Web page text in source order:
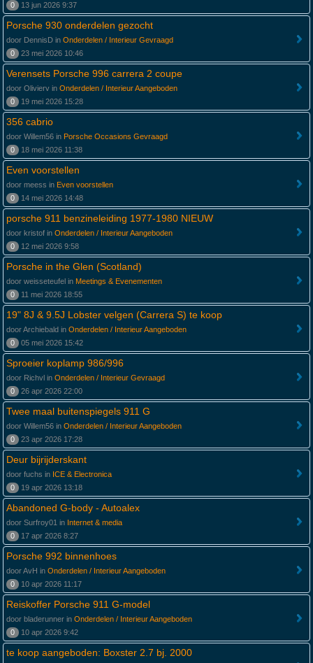
0
13 jun 2026 9:37
Porsche 930 onderdelen gezocht
door DennisD in Onderdelen / Interieur Gevraagd
0
23 mei 2026 10:46
Verensets Porsche 996 carrera 2 coupe
door Olivierv in Onderdelen / Interieur Aangeboden
0
19 mei 2026 15:28
356 cabrio
door Willem56 in Porsche Occasions Gevraagd
0
18 mei 2026 11:38
Even voorstellen
door meess in Even voorstellen
0
14 mei 2026 14:48
porsche 911 benzineleiding 1977-1980 NIEUW
door kristof in Onderdelen / Interieur Aangeboden
0
12 mei 2026 9:58
Porsche in the Glen (Scotland)
door weisseteufel in Meetings & Evenementen
0
11 mei 2026 18:55
19" 8J & 9.5J Lobster velgen (Carrera S) te koop
door Archiebald in Onderdelen / Interieur Aangeboden
0
05 mei 2026 15:42
Sproeier koplamp 986/996
door Richvl in Onderdelen / Interieur Gevraagd
0
26 apr 2026 22:00
Twee maal buitenspiegels 911 G
door Willem56 in Onderdelen / Interieur Aangeboden
0
23 apr 2026 17:28
Deur bijrijderskant
door fuchs in ICE & Electronica
0
19 apr 2026 13:18
Abandoned G-body - Autoalex
door Surfroy01 in Internet & media
0
17 apr 2026 8:27
Porsche 992 binnenhoes
door AvH in Onderdelen / Interieur Aangeboden
0
10 apr 2026 11:17
Reiskoffer Porsche 911 G-model
door bladerunner in Onderdelen / Interieur Aangeboden
0
10 apr 2026 9:42
te koop aangeboden: Boxster 2.7 bj. 2000